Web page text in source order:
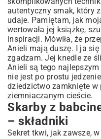
autentyczny smak, który
udaje. Pamiętam, jak
wertowała jej książkę,
inspiracji. Mówiła, że
Anieli mają duszę. I ja się
zgadzam. Jej knedle ze
Anieli są tego
nie jest po prostu
dziedzictwo zamknięte w
ziemniaczanym cieście.
Skarby z
– składniki
Sekret tkwi, jak zawsze,